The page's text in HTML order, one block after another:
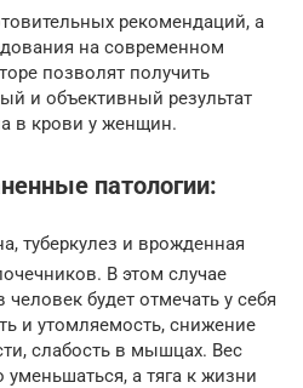
рекомендаций, а
на современном
позволят получить
и объективный результат
в крови у женщин.
патологии:
туберкулез и врожденная
В этом случае
будет отмечать у себя
и утомляемость, снижение
слабость в мышцах. Вес
уменьшаться, а тяга к жизни